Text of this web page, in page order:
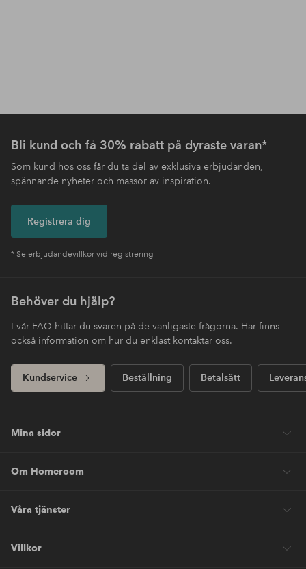
Bli kund och få 30% rabatt på dyraste varan*
Som kund hos oss får du ta del av exklusiva erbjudanden,
spännande nyheter och massor av inspiration.
Registrera dig
* Se erbjudandevillkor vid registrering
Behöver du hjälp?
I vår FAQ hittar du svaren på de vanligaste frågorna. Här finns
också information om hur du enklast kontaktar oss.
Kundservice Beställning Betalsätt
Mina sidor
Om Homeroom
Våra tjänster
Villkor